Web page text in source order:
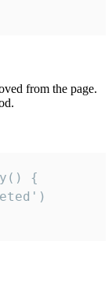
from the page.
{